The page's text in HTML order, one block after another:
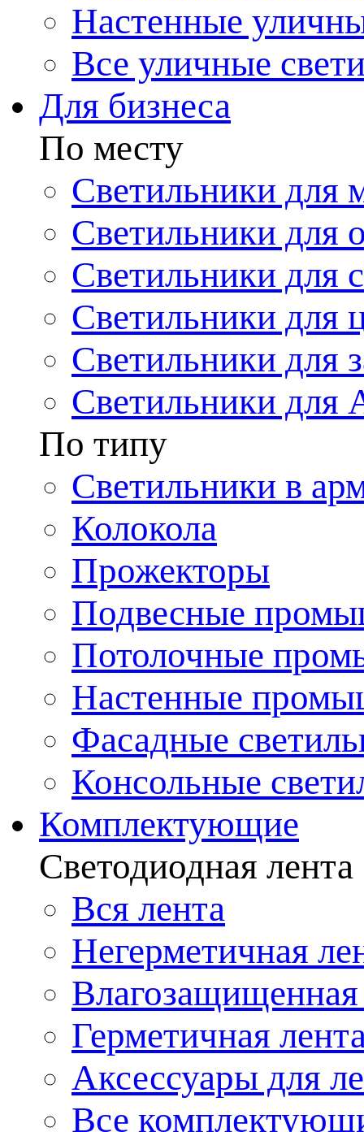
Настенные
Все уличные
Для бизнеса
По месту
Светильники для
Светильники для
Светильники для
Светильники для
Светильники для
Светильники для
По типу
Светильники в
Колокола
Прожекторы
Подвесные
Потолочные
Настенные
Фасадные
Консольные
Комплектующие
Светодиодная лента
Вся лента
Негерметичная
Влагозащищенная
Герметичная
Аксессуары для
Все